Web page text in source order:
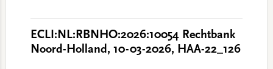
ECLI:NL:RBNHO:2026:10054 Rechtbank
Noord-Holland, 10-03-2026, HAA-22_126